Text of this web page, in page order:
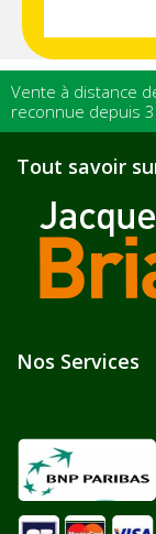
Vente à distance
reconnue depuis
Tout savoir
Nos Services